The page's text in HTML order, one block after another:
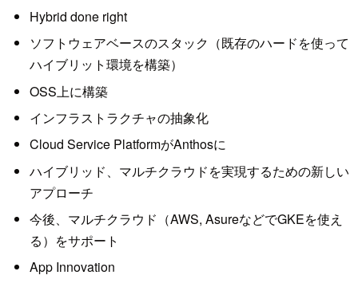
Hybrid done right
ソフトウェアベースのスタック（既存のハードを使って
ハイブリット環境を構築）
OSS上に構築
インフラストラクチャの抽象化
Cloud Service PlatformがAnthosに
ハイブリッド、マルチクラウドを実現するための新しい
アプローチ
今後、マルチクラウド（AWS, AsureなどでGKEを使え
る）をサポート
App Innovation